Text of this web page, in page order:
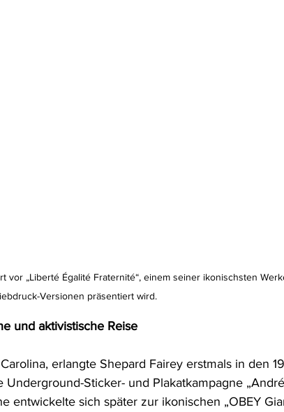
vor „Liberté Égalité Fraternité“, einem seiner ikonischsten
Versionen präsentiert wird.
und aktivistische Reise
erlangte Shepard Fairey erstmals in den
Sticker- und Plakatkampagne
entwickelte sich später zur ikonischen „OBEY